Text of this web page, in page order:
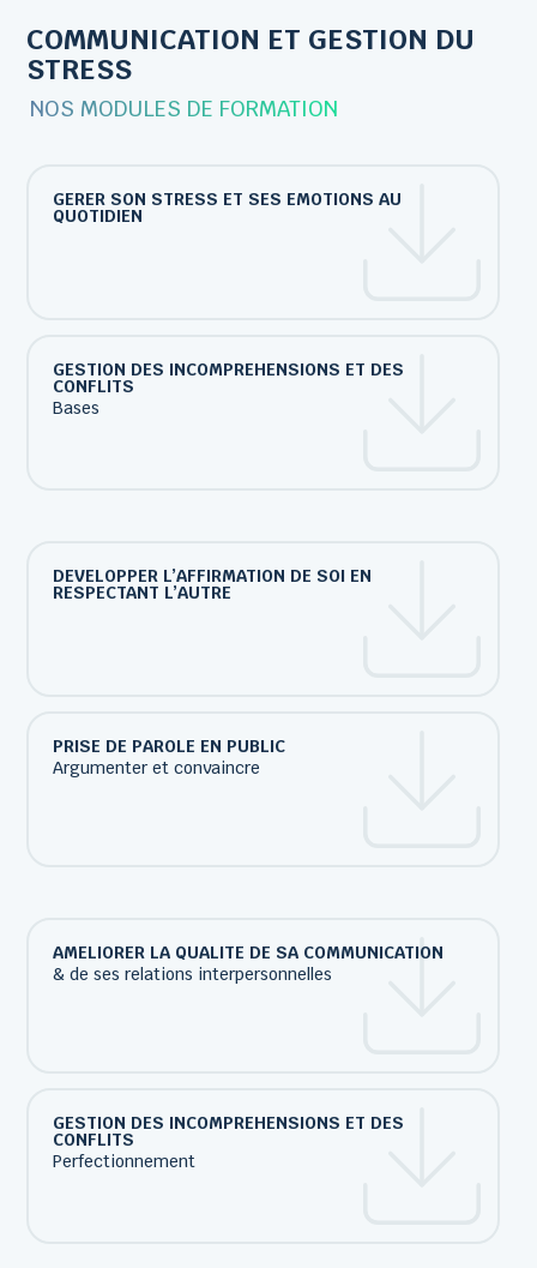
COMMUNICATION ET GESTION DU
STRESS
NOS MODULES DE FORMATION
GERER SON STRESS ET SES EMOTIONS AU
QUOTIDIEN
GESTION DES INCOMPREHENSIONS ET DES
CONFLITS
Bases
DEVELOPPER L’AFFIRMATION DE SOI EN
RESPECTANT L’AUTRE
PRISE DE PAROLE EN PUBLIC
Argumenter et convaincre
AMELIORER LA QUALITE DE SA COMMUNICATION
& de ses relations interpersonnelles
GESTION DES INCOMPREHENSIONS ET DES
CONFLITS
Perfectionnement